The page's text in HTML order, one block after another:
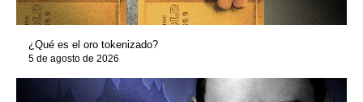
¿Qué es el oro tokenizado?
5 de agosto de 2026